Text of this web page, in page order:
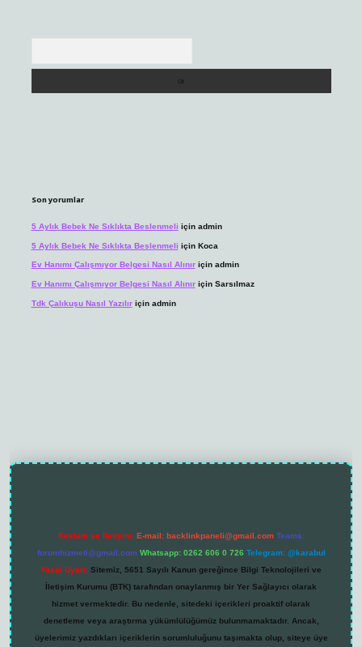
Son yorumlar
5 Aylık Bebek Ne Sıklıkta Beslenmeli için admin
5 Aylık Bebek Ne Sıklıkta Beslenmeli için Koca
Ev Hanımı Çalışmıyor Belgesi Nasıl Alınıriçin admin
Ev Hanımı Çalışmıyor Belgesi Nasıl Alınıriçin Sarsılmaz
Tdk Çalıkuşu Nasıl Yazılıriçin admin
Reklam ve İletişim: E-mail: backlinkpaneli@gmail.com Teams:
forumhizmeti@gmail.com Whatsapp: 0262 606 0 726 Telegram: @karabul
Yasal Uyarı: Sitemiz, 5651 Sayılı Kanun gereğince Bilgi Teknolojileri ve
İletişim Kurumu (BTK) tarafından onaylanmış bir Yer Sağlayıcı olarak
hizmet vermektedir. Bu nedenle, sitedeki içerikleri proaktif olarak
denetleme veya araştırma yükümlülüğümüz bulunmamaktadır. Ancak,
üyelerimiz yazdıkları içeriklerin sorumluluğunu taşımakta olup, siteye üye